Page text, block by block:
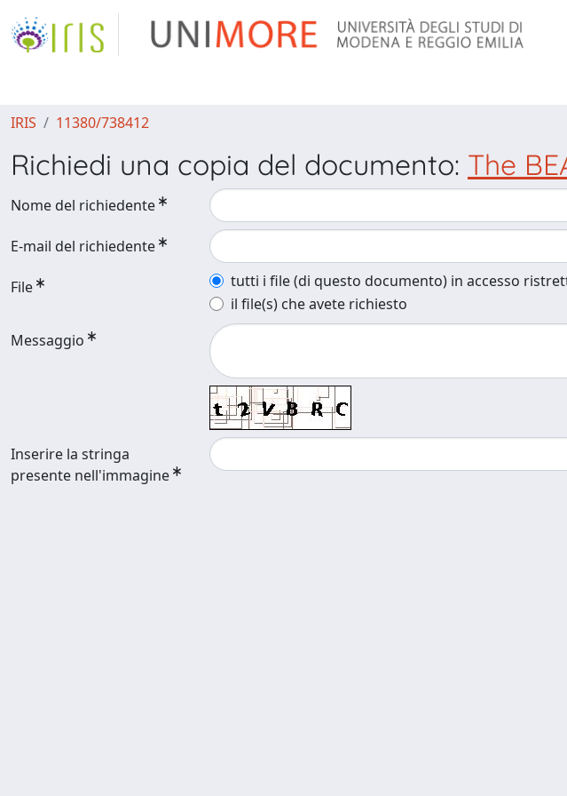
IRIS 11380/738412
Richiedi una copia del documento: The
Nome del richiedente
E-mail del richiedente
File
tutti i file (di questo documento) in accesso
il file(s) che avete richiesto
Messaggio
Inserire la stringa
presente nell'immagine